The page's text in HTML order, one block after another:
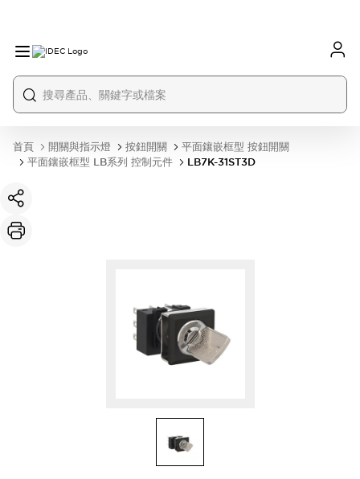
首頁 開關與指示燈 按鈕開關
平面鑲嵌框型 按鈕開關
平面鑲嵌框型 LB系列 控制元件
LB7K-31ST3D